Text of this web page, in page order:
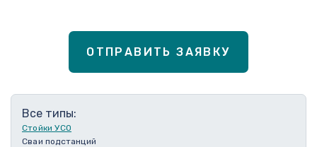
ОТПРАВИТЬ ЗАЯВКУ
Все типы:
Стойки УСО
Сваи подстанций